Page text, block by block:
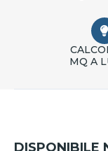
MQ A
DISPONIBILE